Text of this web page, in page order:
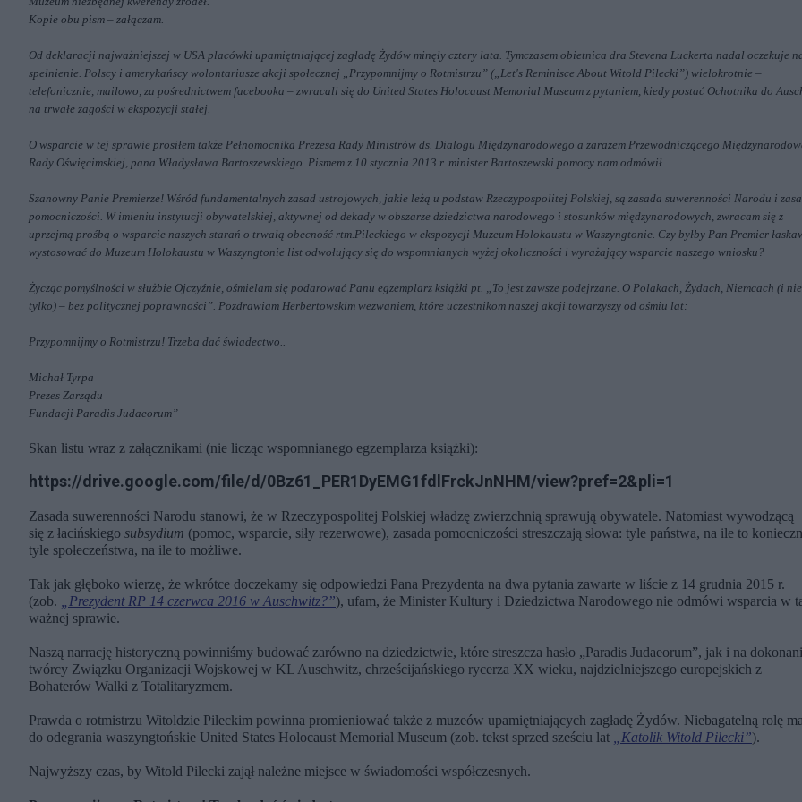
Kopie obu pism – załączam.
Od deklaracji najważniejszej w USA placówki upamiętniającej zagładę Żydów minęły cztery lata. Tymczasem obietnica dra Stevena Luckerta nadal oczekuje
spełnienie. Polscy i amerykańscy wolontariusze akcji społecznej „Przypomnijmy o Rotmistrzu” („Let's Reminisce About Witold Pilecki”) wielokrotnie –
telefonicznie, mailowo, za pośrednictwem facebooka – zwracali się do United States Holocaust Memorial Museum z pytaniem, kiedy postać Ochotnika do
na trwałe zagości w ekspozycji stałej.
O wsparcie w tej sprawie prosiłem także Pełnomocnika Prezesa Rady Ministrów ds. Dialogu Międzynarodowego a zarazem Przewodniczącego
Rady Oświęcimskiej, pana Władysława Bartoszewskiego. Pismem z 10 stycznia 2013 r. minister Bartoszewski pomocy nam odmówił.
Szanowny Panie Premierze! Wśród fundamentalnych zasad ustrojowych, jakie leżą u podstaw Rzeczypospolitej Polskiej, są zasada suwerenności Narodu i
pomocniczości. W imieniu instytucji obywatelskiej, aktywnej od dekady w obszarze dziedzictwa narodowego i stosunków międzynarodowych, zwracam się z
uprzejmą prośbą o wsparcie naszych starań o trwałą obecność rtm.Pileckiego w ekspozycji Muzeum Holokaustu w Waszyngtonie. Czy byłby Pan Premier
wystosować do Muzeum Holokaustu w Waszyngtonie list odwołujący się do wspomnianych wyżej okoliczności i wyrażający wsparcie naszego wniosku?
Życząc pomyślności w służbie Ojczyźnie, ośmielam się podarować Panu egzemplarz książki pt. „To jest zawsze podejrzane. O Polakach, Żydach, Niemcach (i nie
tylko) – bez politycznej poprawności”. Pozdrawiam Herbertowskim wezwaniem, które uczestnikom naszej akcji towarzyszy od ośmiu lat:
Przypomnijmy o Rotmistrzu! Trzeba dać świadectwo..
Michał Tyrpa
Prezes Zarządu
Fundacji Paradis Judaeorum”
Skan listu wraz z załącznikami (nie licząc wspomnianego egzemplarza książki):
https://drive.google.com/file/d/0Bz61_PER1DyEMG1fdlFrckJnNHM/view?pref=2&pli=1
Zasada suwerenności Narodu stanowi, że w Rzeczypospolitej Polskiej władzę zwierzchnią sprawują obywatele. Natomiast wywodzącą
się z łacińskiego subsydium (pomoc, wsparcie, siły rezerwowe), zasada pomocniczości streszczają słowa: tyle państwa, na ile to
tyle społeczeństwa, na ile to możliwe.
Tak jak głęboko wierzę, że wkrótce doczekamy się odpowiedzi Pana Prezydenta na dwa pytania zawarte w liście z 14 grudnia 2015 r.
(zob.
„Prezydent RP 14 czerwca 2016 w Auschwitz?”), ufam, że Minister Kultury i Dziedzictwa Narodowego nie odmówi wsparcia w
ważnej sprawie.
Naszą narrację historyczną powinniśmy budować zarówno na dziedzictwie, które streszcza hasło „Paradis Judaeorum”, jak i na
twórcy Związku Organizacji Wojskowej w KL Auschwitz, chrześcijańskiego rycerza XX wieku, najdzielniejszego europejskich z
Bohaterów Walki z Totalitaryzmem.
Prawda o rotmistrzu Witoldzie Pileckim powinna promieniować także z muzeów upamiętniających zagładę Żydów. Niebagatelną rolę
do odegrania waszyngtońskie United States Holocaust Memorial Museum (zob. tekst sprzed sześciu lat
„Katolik Witold Pilecki”).
Najwyższy czas, by Witold Pilecki zajął należne miejsce w świadomości współczesnych.